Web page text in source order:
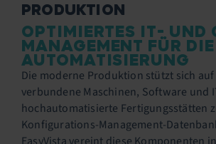
PRODUKTION
OPTIMIERTES IT- UND
MANAGEMENT FÜR DIE
AUTOMATISIERUNG
Die moderne Produktion stützt sich
verbundene Maschinen, Software und
hochautomatisierte Fertigungsstätten
Konfigurations-Management-